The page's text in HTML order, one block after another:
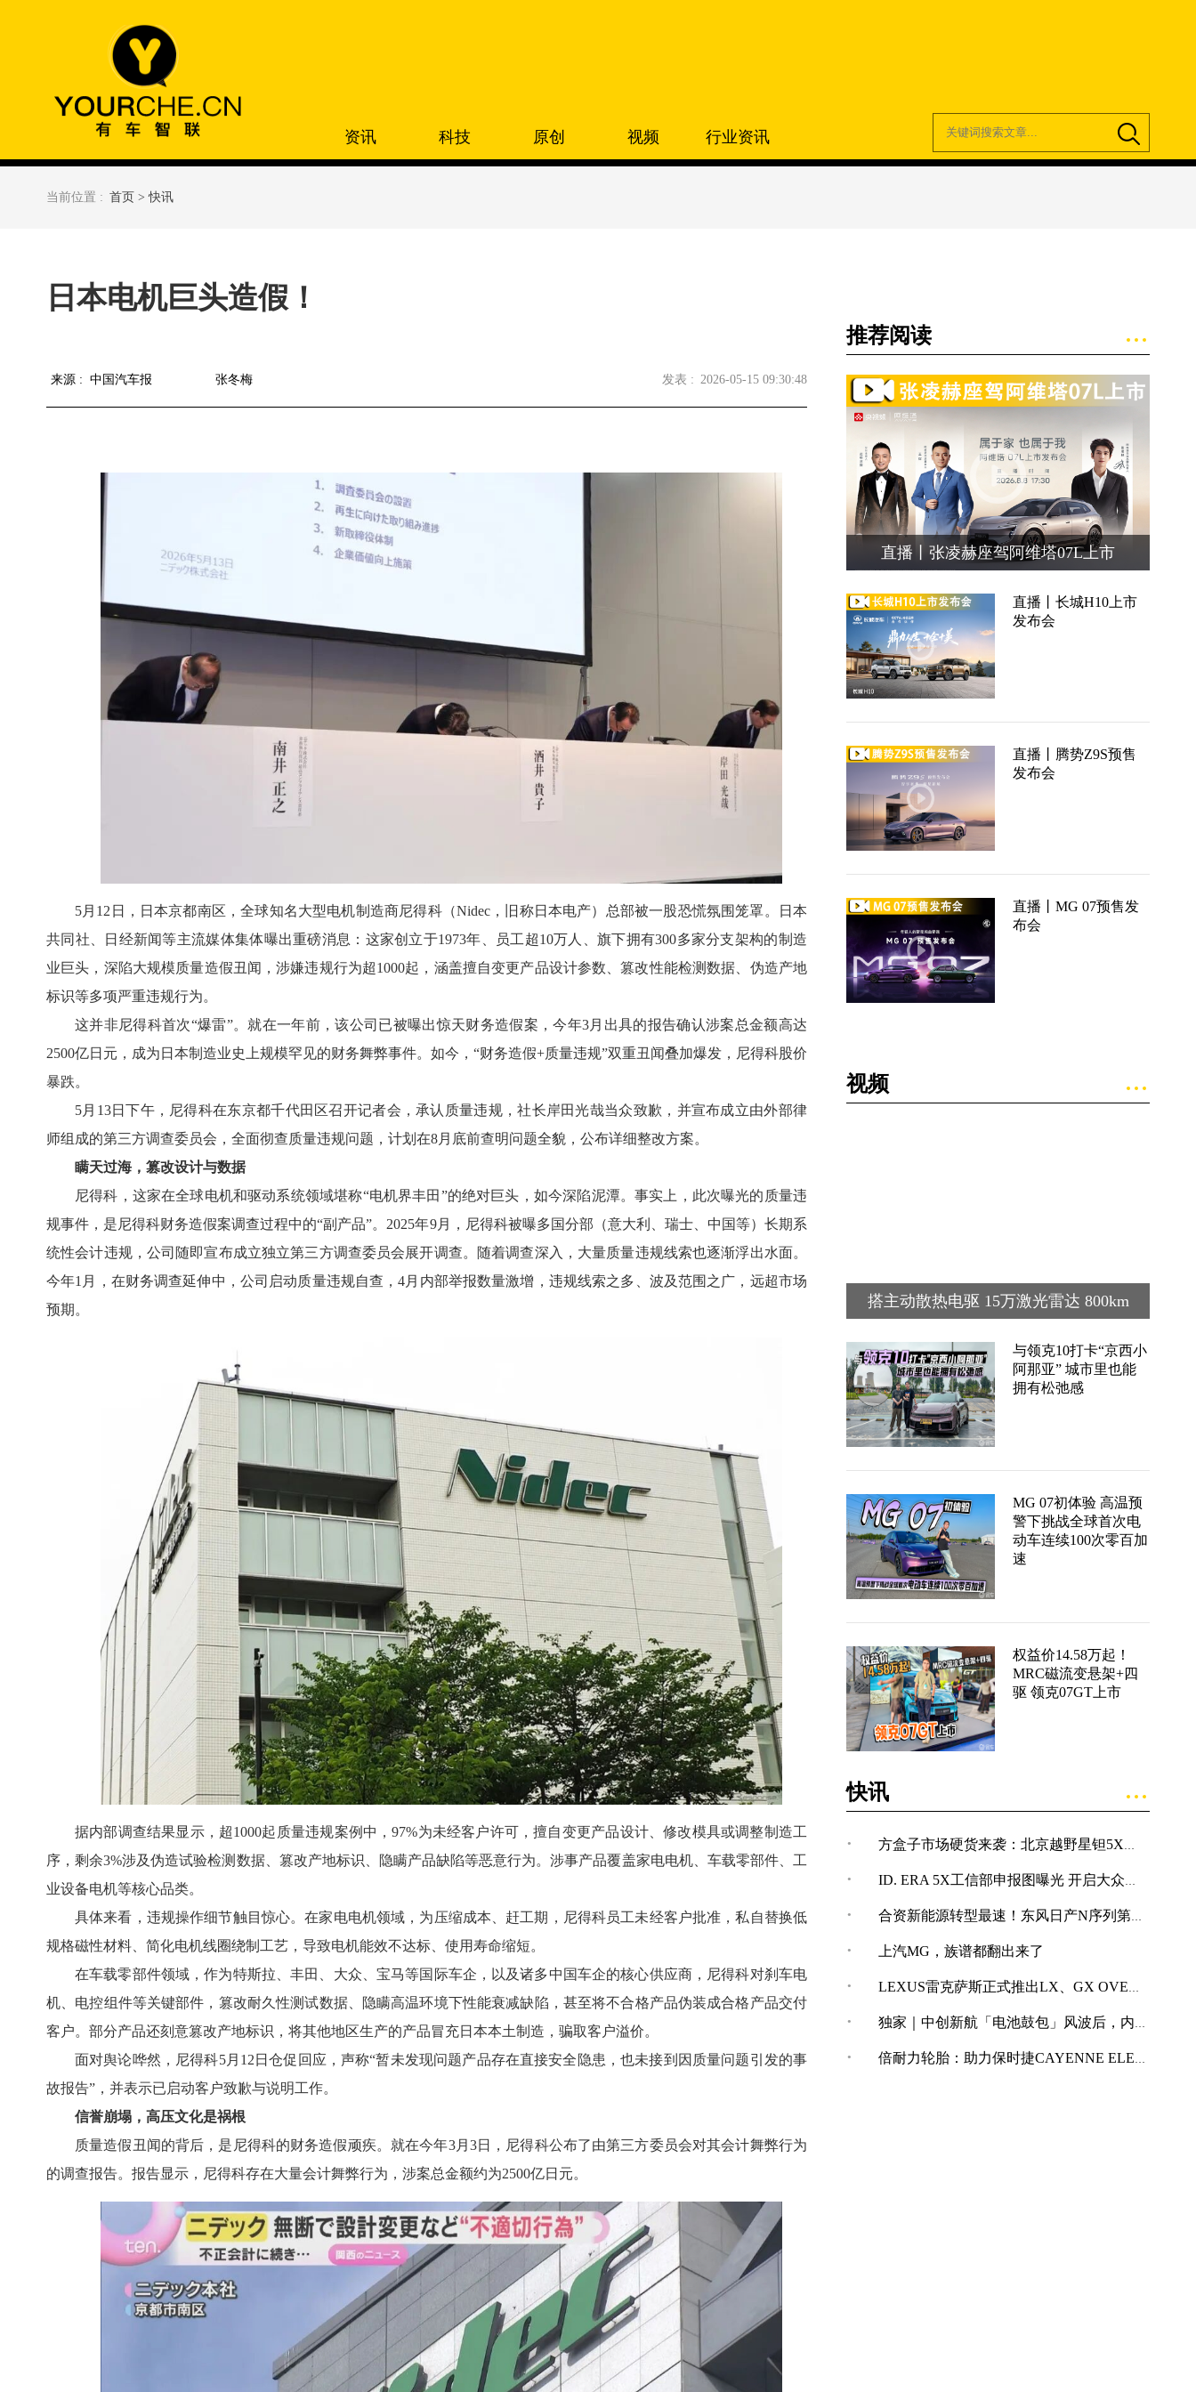
资讯 科技 原创 视频 行业资讯
当前位置 : 首页 >快讯
日本电机巨头造假！
来源 : 中国汽车报 张冬梅 发表 : 2026-05-15 09:30:48
5月12日，日本京都南区，全球知名大型电机制造商尼得科（Nidec，旧称日本电产）总部被一股恐慌氛围笼罩。日本
共同社、日经新闻等主流媒体集体曝出重磅消息：这家创立于1973年、员工超10万人、旗下拥有300多家分支架构的制造
业巨头，深陷大规模质量造假丑闻，涉嫌违规行为超1000起，涵盖擅自变更产品设计参数、篡改性能检测数据、伪造产地
标识等多项严重违规行为。
这并非尼得科首次“爆雷”。就在一年前，该公司已被曝出惊天财务造假案，今年3月出具的报告确认涉案总金额高达
2500亿日元，成为日本制造业史上规模罕见的财务舞弊事件。如今，“财务造假+质量违规”双重丑闻叠加爆发，尼得科股价
暴跌。
5月13日下午，尼得科在东京都千代田区召开记者会，承认质量违规，社长岸田光哉当众致歉，并宣布成立由外部律
师组成的第三方调查委员会，全面彻查质量违规问题，计划在8月底前查明问题全貌，公布详细整改方案。
瞒天过海，篡改设计与数据
尼得科，这家在全球电机和驱动系统领域堪称“电机界丰田”的绝对巨头，如今深陷泥潭。事实上，此次曝光的质量违
规事件，是尼得科财务造假案调查过程中的“副产品”。2025年9月，尼得科被曝多国分部（意大利、瑞士、中国等）长期系
统性会计违规，公司随即宣布成立独立第三方调查委员会展开调查。随着调查深入，大量质量违规线索也逐渐浮出水面。
今年1月，在财务调查延伸中，公司启动质量违规自查，4月内部举报数量激增，违规线索之多、波及范围之广，远超市场
预期。
据内部调查结果显示，超1000起质量违规案例中，97%为未经客户许可，擅自变更产品设计、修改模具或调整制造工
序，剩余3%涉及伪造试验检测数据、篡改产地标识、隐瞒产品缺陷等恶意行为。涉事产品覆盖家电电机、车载零部件、工
业设备电机等核心品类。
具体来看，违规操作细节触目惊心。在家电电机领域，为压缩成本、赶工期，尼得科员工未经客户批准，私自替换低
规格磁性材料、简化电机线圈绕制工艺，导致电机能效不达标、使用寿命缩短。
在车载零部件领域，作为特斯拉、丰田、大众、宝马等国际车企，以及诸多中国车企的核心供应商，尼得科对刹车电
机、电控组件等关键部件，篡改耐久性测试数据、隐瞒高温环境下性能衰减缺陷，甚至将不合格产品伪装成合格产品交付
客户。部分产品还刻意篡改产地标识，将其他地区生产的产品冒充日本本土制造，骗取客户溢价。
面对舆论哗然，尼得科5月12日仓促回应，声称“暂未发现问题产品存在直接安全隐患，也未接到因质量问题引发的事
故报告”，并表示已启动客户致歉与说明工作。
信誉崩塌，高压文化是祸根
质量造假丑闻的背后，是尼得科的财务造假顽疾。就在今年3月3日，尼得科公布了由第三方委员会对其会计舞弊行为
的调查报告。报告显示，尼得科存在大量会计舞弊行为，涉案总金额约为2500亿日元。
推荐阅读
直播丨张凌赫座驾阿维塔07L上市
直播丨长城H10上市
发布会
直播丨腾势Z9S预售
发布会
直播丨MG 07预售发
布会
视频
搭主动散热电驱 15万激光雷达 800km
与领克10打卡“京西小
阿那亚” 城市里也能
拥有松弛感
MG 07初体验 高温预
警下挑战全球首次电
动车连续100次零百加
速
权益价14.58万起！
MRC磁流变悬架+四
驱 领克07GT上市
快讯
· 方盒子市场硬货来袭：北京越野星钽5X完成申报
· ID. ERA 5X工信部申报图曝光 开启大众纯电SUV新体验
· 合资新能源转型最速！东风日产N序列第四款车型NX7亮相
· 上汽MG，族谱都翻出来了
· LEXUS雷克萨斯正式推出LX、GX OVERTRAIL“黑马藏金版”车型
· 独家｜中创新航「电池鼓包」风波后，内部紧急开展技术改革
· 倍耐力轮胎：助力保时捷CAYENNE ELECTRIC创纪录加速表现